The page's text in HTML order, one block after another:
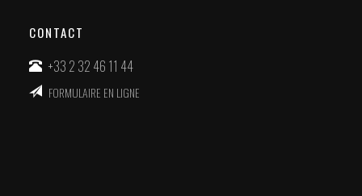
CONTACT
+33 2 32 46 11 44
FORMULAIRE EN LIGNE